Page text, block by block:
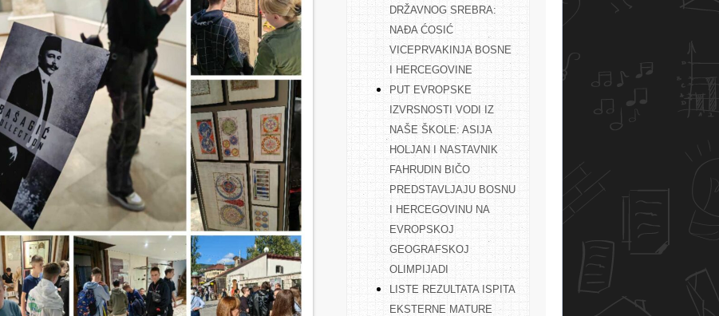
DRŽAVNOG SREBRA:
NAĐA ĆOSIĆ
VICEPRVAKINJA BOSNE
I HERCEGOVINE
PUT EVROPSKE
IZVRSNOSTI VODI IZ
NAŠE ŠKOLE: ASIJA
HOLJAN I NASTAVNIK
FAHRUDIN BIČO
PREDSTAVLJAJU BOSNU
I HERCEGOVINU NA
EVROPSKOJ
GEOGRAFSKOJ
OLIMPIJADI
LISTE REZULTATA ISPITA
EKSTERNE MATURE